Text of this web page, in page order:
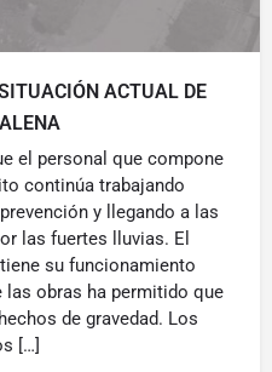
ACTUAL DE
el personal que compone
continúa trabajando
y llegando a las
las fuertes lluvias. El
su funcionamiento
obras ha permitido que
de gravedad. Los
[…]